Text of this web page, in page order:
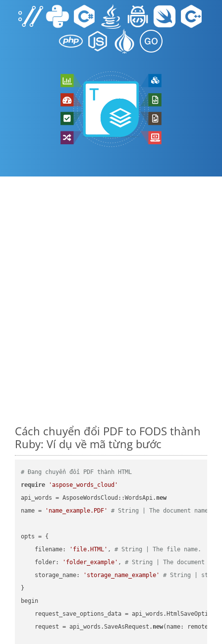
Cách chuyển đổi PDF to FODS thành
Ruby: Ví dụ về mã từng bước
# Đang chuyển đổi PDF thành HTML
require
'aspose_words_cloud'
api_words = AsposeWordsCloud::WordsApi. new
name =
'name_example.PDF' # String | The document name.
opts = {
    filename:
'file.HTML' , # String | The file name.
    folder:
'folder_example' , # String | The document
    storage_name:
'storage_name_example'
# String |
}
begin
request_save_options_data =
    request = api_words.SaveAsRequest.
new(name: